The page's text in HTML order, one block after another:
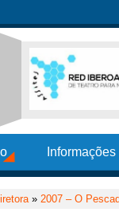
» 2007 – O